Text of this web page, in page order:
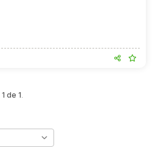
1 de 1.